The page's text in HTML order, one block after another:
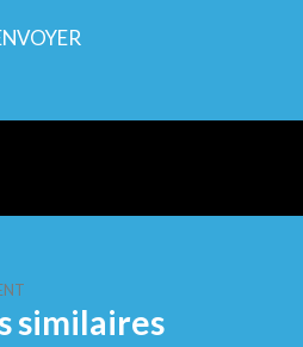
similaires